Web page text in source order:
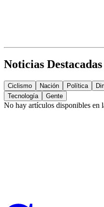
Noticias Destacadas
Ciclismo Nación Política
Tecnología
Gente
No hay artículos disponibles en